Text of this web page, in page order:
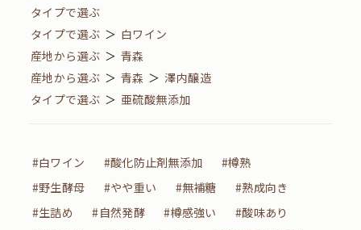
タイプで選ぶ
タイプで選ぶ ＞ 白ワイン
産地から選ぶ ＞ 青森
産地から選ぶ ＞ 青森 ＞ 澤内醸造
タイプで選ぶ ＞ 亜硫酸無添加
#白ワイン #酸化防止剤無添加
#樽熟
#野生酵母
#やや重い #無補糖
#熟成向き
#生詰め
#自然発酵 #樽感強い
#酸味あり